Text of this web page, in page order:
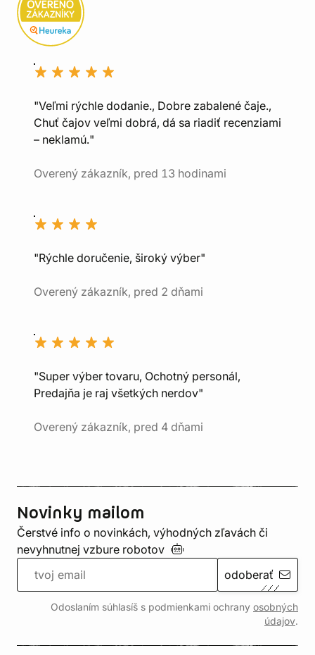
"Veľmi rýchle dodanie., Dobre zabalené čaje.,
Chuť čajov veľmi dobrá, dá sa riadiť recenziami
– neklamú."
Overený zákazník, pred 13 hodinami
"Rýchle doručenie, široký výber"
Overený zákazník, pred 2 dňami
"Super výber tovaru, Ochotný personál,
Predajňa je raj všetkých nerdov"
Overený zákazník, pred 4 dňami
Novinky mailom
Čerstvé info o novinkách, výhodných zľavách či
nevyhnutnej vzbure robotov
odoberať
Odoslaním súhlasíš s podmienkami ochrany osobných
údajov.